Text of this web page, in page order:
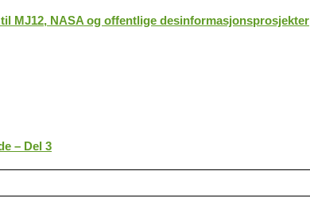
MJ12, NASA og offentlige desinformasjonsprosjekter
– Del 3